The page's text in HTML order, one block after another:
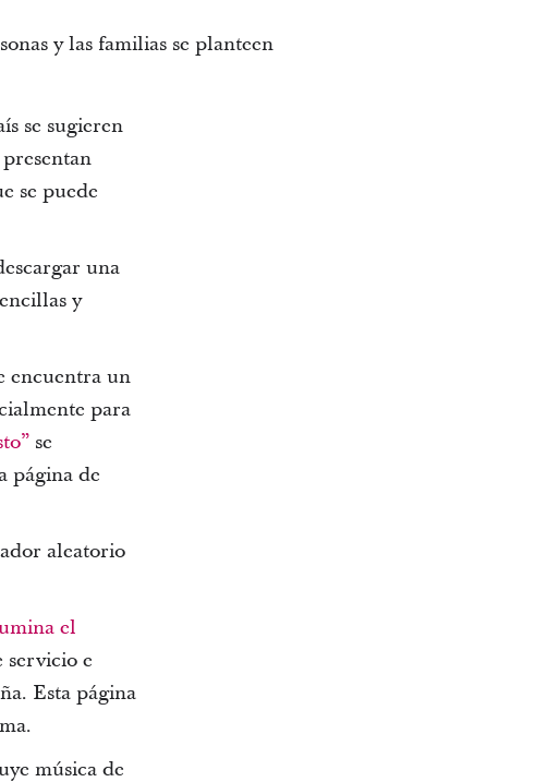
y las familias se planteen
se sugieren
se puede
una
y
encuentra un
para
se
página de
aleatorio
el
e
Esta página
música de